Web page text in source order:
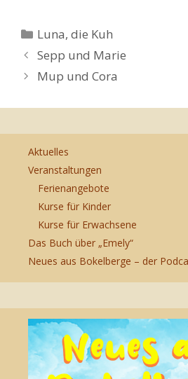
Kategorien
Luna, die Kuh
Sepp und Marie
Mup und Cora
Aktuelles
Veranstaltungen
Ferienangebote
Kurse für Kinder
Kurse für Erwachsene
Das Buch über „Emely“
Neues aus Bokelberge – der